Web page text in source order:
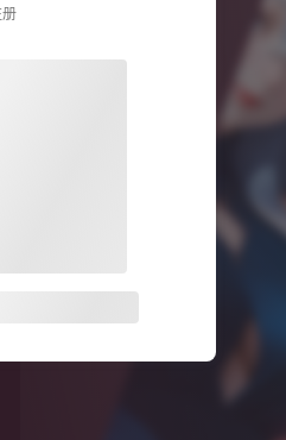
送 “验证码” 获取验证码